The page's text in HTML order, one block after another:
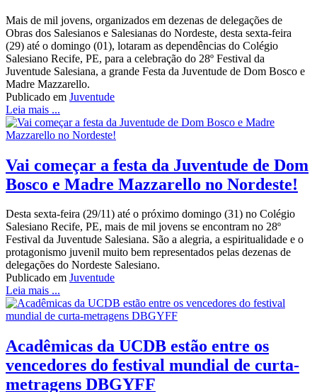
Mais de mil jovens, organizados em dezenas de delegações de
Obras dos Salesianos e Salesianas do Nordeste, desta sexta-feira
(29) até o domingo (01), lotaram as dependências do Colégio
Salesiano Recife, PE, para a celebração do 28º Festival da
Juventude Salesiana, a grande Festa da Juventude de Dom Bosco e
Madre Mazzarello.
Publicado em Juventude
Leia mais ...
Vai começar a festa da Juventude de Dom
Bosco e Madre Mazzarello no Nordeste!
Desta sexta-feira (29/11) até o próximo domingo (31) no Colégio
Salesiano Recife, PE, mais de mil jovens se encontram no 28º
Festival da Juventude Salesiana. São a alegria, a espiritualidade e o
protagonismo juvenil muito bem representados pelas dezenas de
delegações do Nordeste Salesiano.
Publicado em Juventude
Leia mais ...
Acadêmicas da UCDB estão entre os
vencedores do festival mundial de curta-
metragens DBGYFF